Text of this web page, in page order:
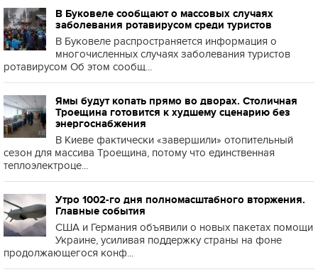
В Буковеле сообщают о массовых случаях
заболевания ротавирусом среди туристов
В Буковеле распространяется информация о
многочисленных случаях заболевания туристов
ротавирусом Об этом сообщ...
Ямы будут копать прямо во дворах. Столичная
Троещина готовится к худшему сценарию без
энергоснабжения
В Киеве фактически «завершили» отопительный
сезон для массива Троещина, потому что единственная
теплоэлектроце...
Утро 1002-го дня полномасштабного вторжения.
Главные события
США и Германия объявили о новых пакетах помощи
Украине, усиливая поддержку страны на фоне
продолжающегося конф...